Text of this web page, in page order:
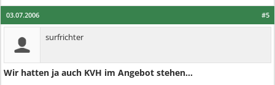
#5
03.07.2006
surfrichter
Wir hatten ja auch KVH im Angebot stehen...